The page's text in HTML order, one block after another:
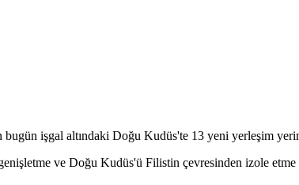
işgal altındaki Doğu Kudüs'te 13 yeni yerleşim
ve Doğu Kudüs'ü Filistin çevresinden izole etme